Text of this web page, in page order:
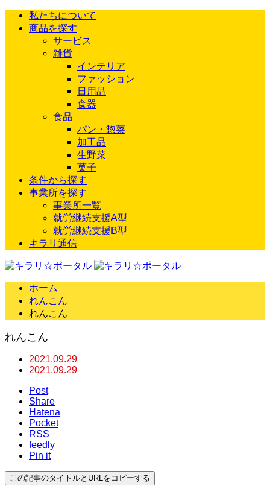
私たちについて
商品を探す
サービス
雑貨
インテリア
ファッション
日用品
食器
食品
パン・惣菜
加工品
生野菜
菓子
条件から探す
事業所を探す
事業所一覧
就労継続支援A型
就労継続支援B型
キラリ通信
ホーム
れんこん
れんこん
れんこん
2021.09.29
2021.09.29
Post
Share
Hatena
Pocket
RSS
feedly
Pin it
この記事のタイトルとURLをコピーする